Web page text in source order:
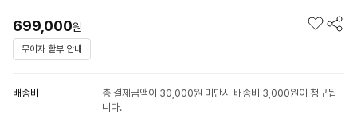
699,000원
무이자 할부 안내
배송비
총 결제금액이 30,000원 미만시 배송비 3,000원이 청구됩
니다.